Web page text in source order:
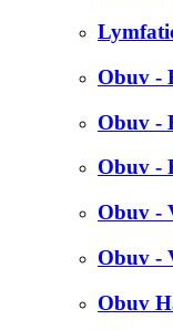
Obuv -
Obuv -
Obuv -
Obuv -
Obuv -
Obuv